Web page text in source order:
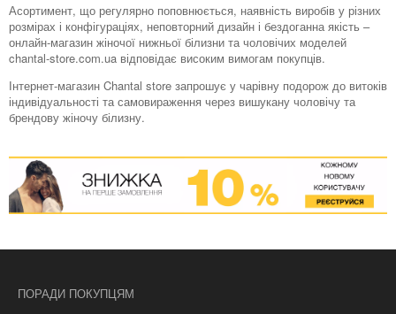
Асортимент, що регулярно поповнюється, наявність виробів у різних
розмірах і конфігураціях, неповторний дизайн і бездоганна якість –
онлайн-магазин жіночої нижньої білизни та чоловічих моделей
chantal-store.com.ua відповідає високим вимогам покупців.
Інтернет-магазин Chantal store запрошує у чарівну подорож до витоків
індивідуальності та самовираження через вишукану чоловічу та
брендову жіночу білизну.
ПОРАДИ ПОКУПЦЯМ